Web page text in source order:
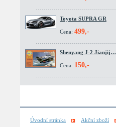
Toyota SUPRA GR
Cena: 499,-
Shenyang J-2 Jianjij…
Cena: 150,-
Úvodní stránka Akční zboží